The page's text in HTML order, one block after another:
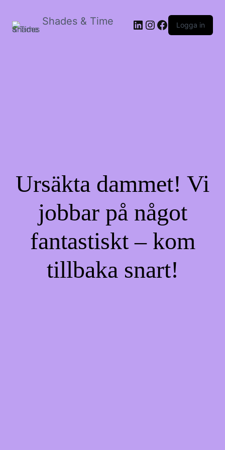
Shades & Time LinkedIn
Instagram
Facebook
Logga in
Ursäkta dammet! Vi
jobbar på något
fantastiskt – kom
tillbaka snart!